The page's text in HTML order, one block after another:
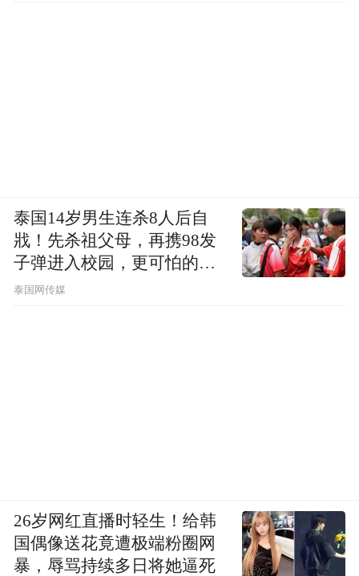
泰国14岁男生连杀8人后自
戕！先杀祖父母，再携98发
子弹进入校园，更可怕的细
节公布了
泰国网传媒
26岁网红直播时轻生！给韩
国偶像送花竟遭极端粉圈网
暴，辱骂持续多日将她逼死